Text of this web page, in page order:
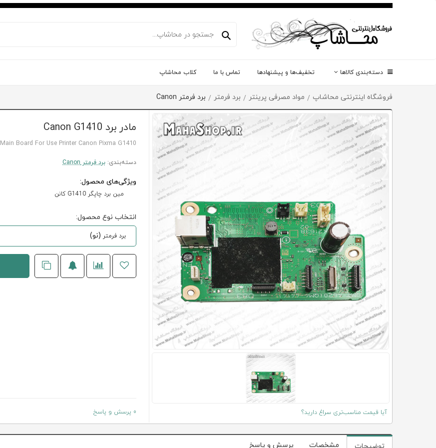
دسته‌بندی کالاها تخفیف‌ها و پیشنهادها تماس با ما کلاب محاشاپ
فروشگاه اینترنتی محاشاپ / مواد مصرفی پرینتر / برد فرمتر / برد فرمتر Canon
آیا قیمت مناسب‌تری سراغ دارید؟
مادر برد Canon G1410
Main Board For Use Printer Canon Pixma G1410
دسته‌بندی: برد فرمتر Canon
ویژگی‌های محصول:
مین برد چاپگر G1410 کانن
انتخاب نوع محصول:
برد فرمتر (نو)
0 پرسش و پاسخ
مشخصات پرسش و پاسخ